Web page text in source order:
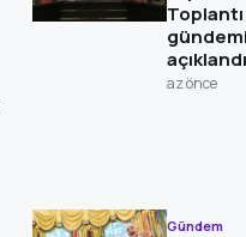
Toplantı
açıklandı
az önce
Gündem